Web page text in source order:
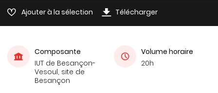
Ajouter à la sélection Télécharger
Composante
IUT de Besançon-
Vesoul, site de
Besançon
Volume horaire
20h